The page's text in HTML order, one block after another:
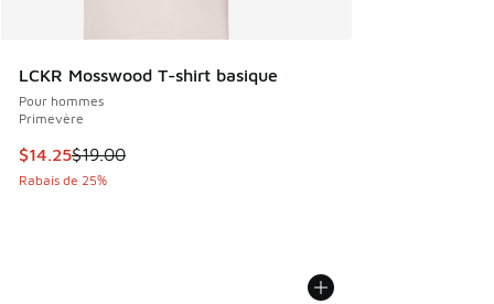
LCKR Mosswood T-shirt basique
Pour hommes
Primevère
Cet article est en solde. Le prix est passé de $19.00 à
$14.25$19.00
Rabais de 25%